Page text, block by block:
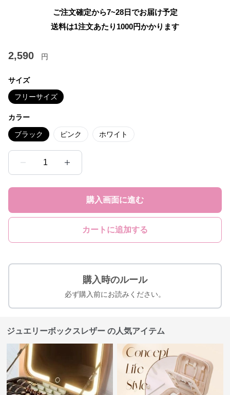
ご注文確定から7~28日でお届け予定
送料は1注文あたり 1000円かかります
2,590 円
サイズ
フリーサイズ
カラー
ブラック ピンク ホワイト
1
購入画面に進む
カートに追加する
購入時のルール
必ず購入前にお読みください。
ジュエリーボックスレザー の人気アイテム